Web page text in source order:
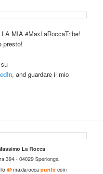
MIA #MaxLaRoccaTribe!
presto!
, and guardare il mio
La Rocca
394 - 04029 Sperlonga
@maxlarocca punto com